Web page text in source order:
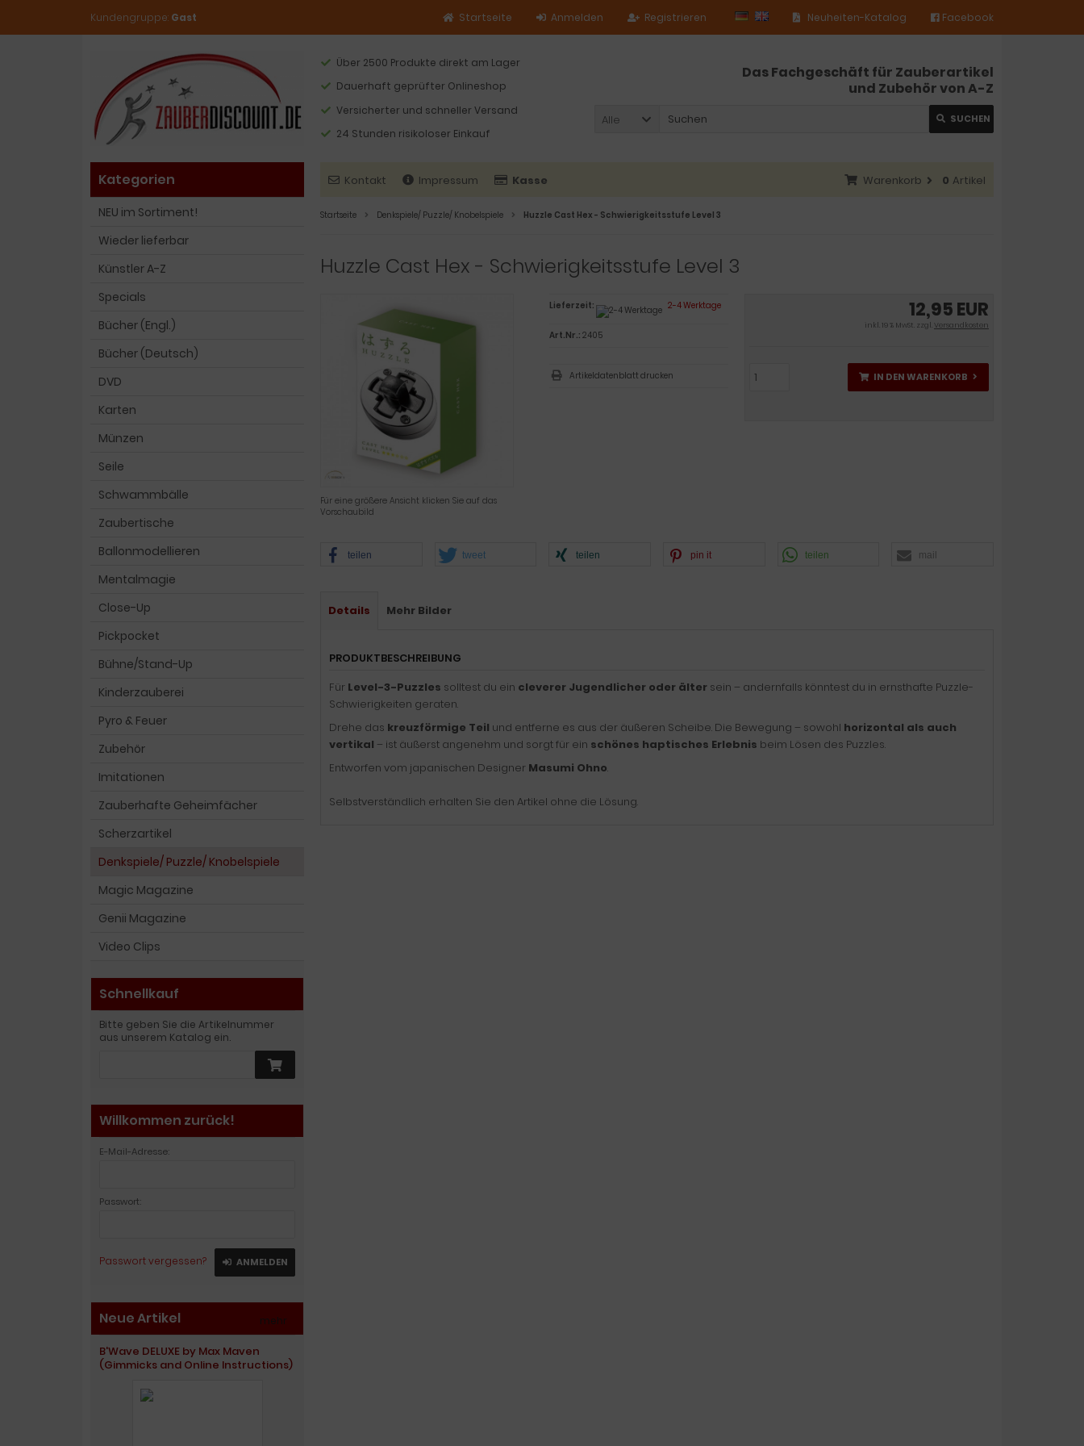
Kundengruppe: Gast Facebook
Neuheiten-Katalog
Registrieren
Anmelden
Startseite
Über 2500 Produkte direkt am Lager
Dauerhaft geprüfter Onlineshop
Versicherter und schneller Versand
24 Stunden risikoloser Einkauf
Das Fachgeschäft für Zauberartikel
und Zubehör von A-Z
Alle SUCHEN
Kontakt Impressum Kasse Warenkorb 0 Artikel
Startseite Denkspiele/ Puzzle/ Knobelspiele Huzzle Cast Hex - Schwierigkeitsstufe Level 3
Huzzle Cast Hex - Schwierigkeitsstufe Level 3
Für eine größere Ansicht klicken Sie auf das
Vorschaubild
12,95 EUR
inkl. 19 % MwSt. zzgl.Versandkosten
IN DEN WARENKORB
Lieferzeit: 2-4 Werktage
Art.Nr.: 2405
Artikeldatenblatt drucken
teilen tweet teilen pin it teilen mail
Details Mehr Bilder
PRODUKTBESCHREIBUNG
Für Level-3-Puzzles solltest du ein cleverer Jugendlicher oder älter sein – andernfalls könntest du in ernsthafte Puzzle-
Schwierigkeiten geraten.
Drehe das kreuzförmige Teil und entferne es aus der äußeren Scheibe. Die Bewegung – sowohl horizontal als auch
vertikal – ist äußerst angenehm und sorgt für ein schönes haptisches Erlebnis beim Lösen des Puzzles.
Entworfen vom japanischen Designer Masumi Ohno.
Selbstverständlich erhalten Sie den Artikel ohne die Lösung.
Kategorien
NEU im Sortiment!
Wieder lieferbar
Künstler A-Z
Specials
Bücher (Engl.)
Bücher (Deutsch)
DVD
Karten
Münzen
Seile
Schwammbälle
Zaubertische
Ballonmodellieren
Mentalmagie
Close-Up
Pickpocket
Bühne/Stand-Up
Kinderzauberei
Pyro & Feuer
Zubehör
Imitationen
Zauberhafte Geheimfächer
Scherzartikel
Denkspiele/ Puzzle/ Knobelspiele
Magic Magazine
Genii Magazine
Video Clips
Schnellkauf
Bitte geben Sie die Artikelnummer
aus unserem Katalog ein.
Willkommen zurück!
E-Mail-Adresse:
Passwort:
Passwort vergessen? ANMELDEN
Neue Artikel mehr
B'Wave DELUXE by Max Maven
(Gimmicks and Online Instructions)